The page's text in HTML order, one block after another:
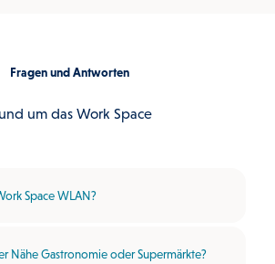
Fragen und Antworten
um das Work Space
Space WLAN?
Nähe Gastronomie oder Supermärkte?